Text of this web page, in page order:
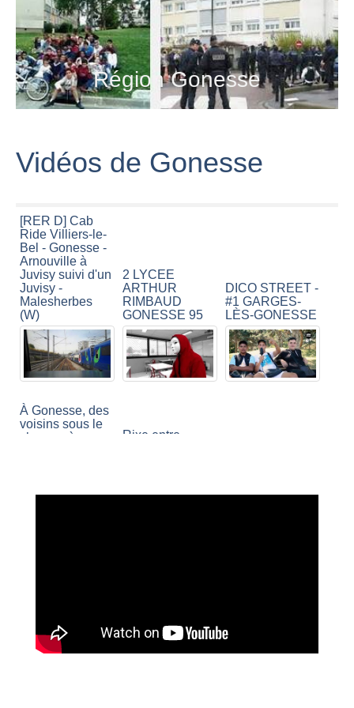
Région Gonesse
Vidéos de Gonesse
[RER D] Cab
Ride Villiers-le-
Bel - Gonesse -
Arnouville à
Juvisy suivi d'un
Juvisy -
Malesherbes
(W)
2 LYCEE
ARTHUR
RIMBAUD
GONESSE 95
DICO STREET -
#1 GARGES-
LÈS-GONESSE
À Gonesse, des
voisins sous le
choc après
Rixe entre
95500 gonesse
19
GONESSE